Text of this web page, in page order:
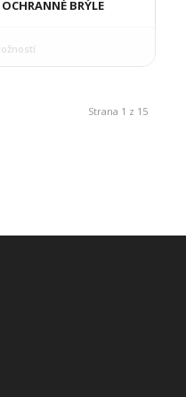
BRÝLE
Strana 1 z 15